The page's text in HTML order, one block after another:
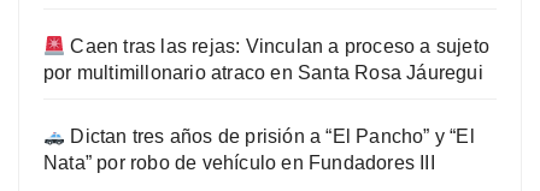
Caen tras las rejas: Vinculan a proceso a sujeto
por multimillonario atraco en Santa Rosa Jáuregui
Dictan tres años de prisión a “El Pancho” y “El
Nata” por robo de vehículo en Fundadores III